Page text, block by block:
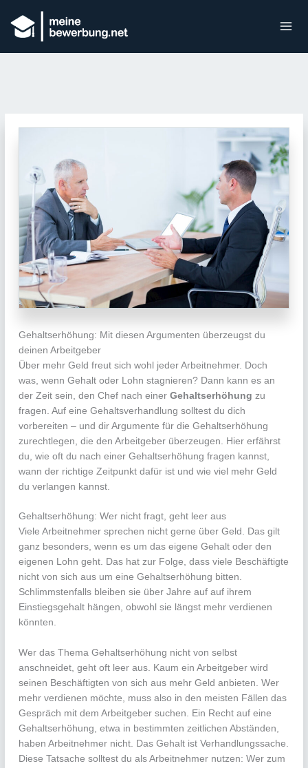
Gehaltserhöhung: Mit diesen Argumenten überzeugst du
deinen Arbeitgeber
Über mehr Geld freut sich wohl jeder Arbeitnehmer. Doch
was, wenn Gehalt oder Lohn stagnieren? Dann kann es an
der Zeit sein, den Chef nach einerGehaltserhöhung zu
fragen. Auf eine Gehaltsverhandlung solltest du dich
vorbereiten – und dir Argumente für die Gehaltserhöhung
zurechtlegen, die den Arbeitgeber überzeugen. Hier erfährst
du, wie oft du nach einer Gehaltserhöhung fragen kannst,
wann der richtige Zeitpunkt dafür ist und wie viel mehr Geld
du verlangen kannst.
Gehaltserhöhung: Wer nicht fragt, geht leer aus
Viele Arbeitnehmer sprechen nicht gerne über Geld. Das gilt
ganz besonders, wenn es um das eigene Gehalt oder den
eigenen Lohn geht. Das hat zur Folge, dass viele Beschäftigte
nicht von sich aus um eine Gehaltserhöhung bitten.
Schlimmstenfalls bleiben sie über Jahre auf auf ihrem
Einstiegsgehalt hängen, obwohl sie längst mehr verdienen
könnten.
Wer das Thema Gehaltserhöhung nicht von selbst
anschneidet, geht oft leer aus. Kaum ein Arbeitgeber wird
seinen Beschäftigten von sich aus mehr Geld anbieten. Wer
mehr verdienen möchte, muss also in den meisten Fällen das
Gespräch mit dem Arbeitgeber suchen. Ein Recht auf eine
Gehaltserhöhung, etwa in bestimmten zeitlichen Abständen,
haben Arbeitnehmer nicht. Das Gehalt ist Verhandlungssache.
Diese Tatsache solltest du als Arbeitnehmer nutzen: Wer zum